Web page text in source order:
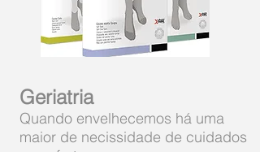
Geriatria
Quando envelhecemos há uma
maior de necissidade de cuidados